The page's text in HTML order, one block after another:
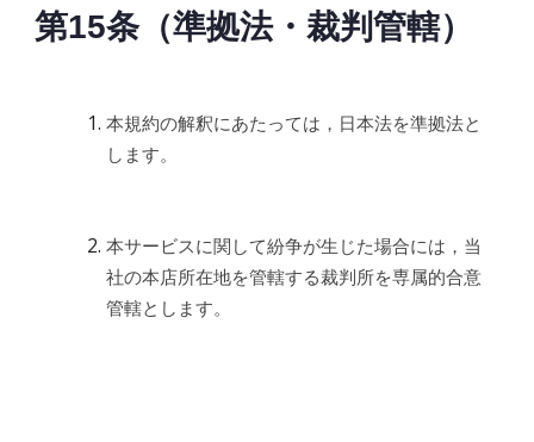
第15条（準拠法・裁判管轄）
本規約の解釈にあたっては，日本法を準拠法と
します。
本サービスに関して紛争が生じた場合には，当
社の本店所在地を管轄する裁判所を専属的合意
管轄とします。